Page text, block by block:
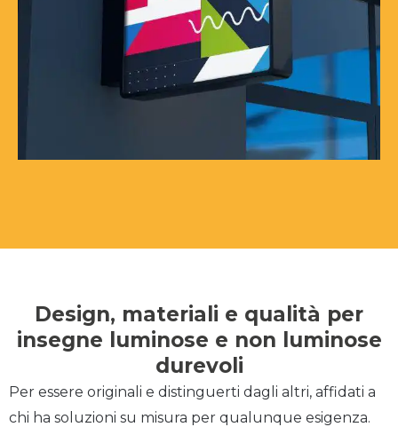
Design, materiali e qualità per
insegne luminose e non luminose
durevoli
Per essere originali e distinguerti dagli altri, affidati a
chi ha soluzioni su misura per qualunque esigenza.